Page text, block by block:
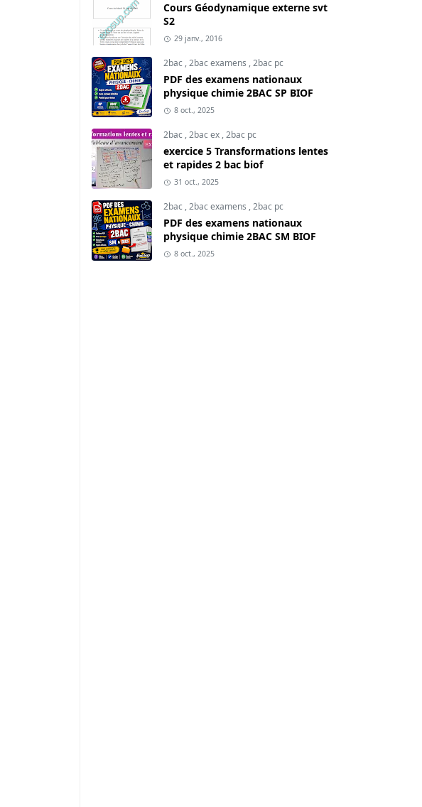
Cours Géodynamique externe svt
S2
29 janv., 2016
2bac,2bac examens ,2bac pc
PDF des examens nationaux
physique chimie 2BAC SP BIOF
8 oct., 2025
2bac,2bac ex,2bac pc
exercice 5 Transformations lentes
et rapides 2 bac biof
31 oct., 2025
2bac,2bac examens ,2bac pc
PDF des examens nationaux
physique chimie 2BAC SM BIOF
8 oct., 2025